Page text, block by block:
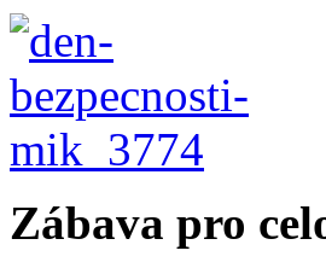
Zábava pro